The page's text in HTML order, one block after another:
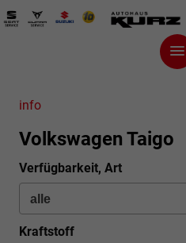
info
Volkswagen Taigo
Verfügbarkeit, Art
Kraftstoff